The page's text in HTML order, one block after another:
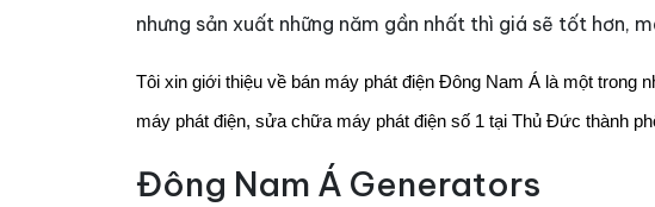
nhưng sản xuất những năm gần nhất thì giá sẽ tốt hơn,
Tôi xin giới thiệu về bán máy phát điện Đông Nam Á là một trong
máy phát điện, sửa chữa máy phát điện số 1 tại Thủ Đức thành
Đông Nam Á Generators